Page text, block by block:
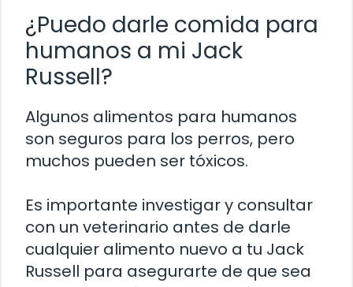
¿Puedo darle comida para
humanos a mi Jack
Russell?
Algunos alimentos para humanos
son seguros para los perros, pero
muchos pueden ser tóxicos.
Es importante investigar y consultar
con un veterinario antes de darle
cualquier alimento nuevo a tu Jack
Russell para asegurarte de que sea